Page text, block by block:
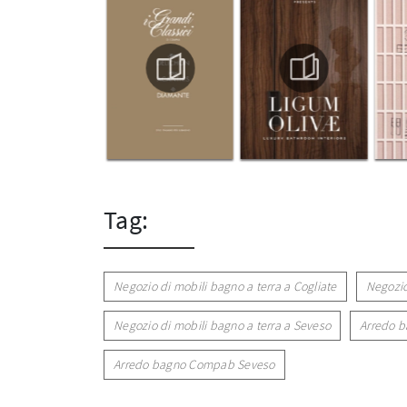
Tag:
Negozio di mobili bagno a terra a Cogliate
Negozio di mobili bagno a terra a Seveso Arredo
Arredo bagno Compab Seveso